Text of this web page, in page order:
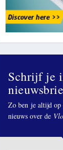
Schrijf je
Zo ben je altijd op
nieuws over de